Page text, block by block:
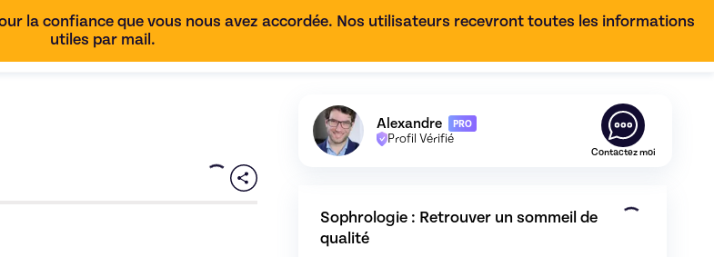
la confiance que vous nous avez accordée. Nos utilisateurs recevront toutes les informations
utiles par mail.
Découvrez le profil de Skiller enSophrologie
Alexandre PRO
Profil Vérifié
Contactez moi
Sophrologie : Retrouver un sommeil de
qualité